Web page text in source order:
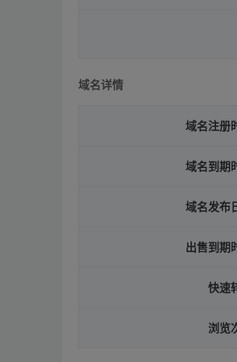
域名详情
域名注册
域名到期
域名发布
出售到期
快速
浏览